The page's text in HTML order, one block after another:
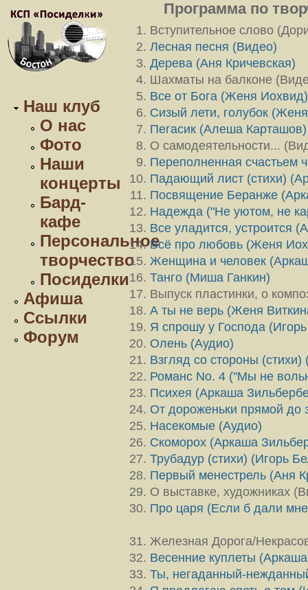
Наш клуб
О нас
Фото
Наши
концерты
Бард-
кафе
Персональное
творчество
Посиделки
Афиша
Ссылки
Форум
Программа по
Вступительное слово
Лесная песня (Видео)
Дерева (Аня Кричевская)
Шахматы на балконe
Все от Бога (Женя
Сизый лети, голубок
Пегасик (Алеша
О самодеятельности...
Переполненная счастьем
Падающий лист (стихи)
Посвящение Беранже
Надежда ("Не уютом, не
Все уладится, устроится
Всё про любовь (Женя
Женщина и человек
Танго (Миша Ганкин)
Выпуск пластинки, о
А ты не верь (Женя
Я спрошу у Господа
Олень (Аудио)
Взгляд со стороны
Романс No. 4 ("Мы не
Психея (Аркаша
От дороженьки прямой до
Насекомые (Аудио)
Скоморох (Аркаша
Трубадур (стихи) (Игорь
Первый менестрель (Аня
О выставке, художниках
Про царя (Если б дали
Железная Дорога/
Весенние куплеты
Ты, негаданный-